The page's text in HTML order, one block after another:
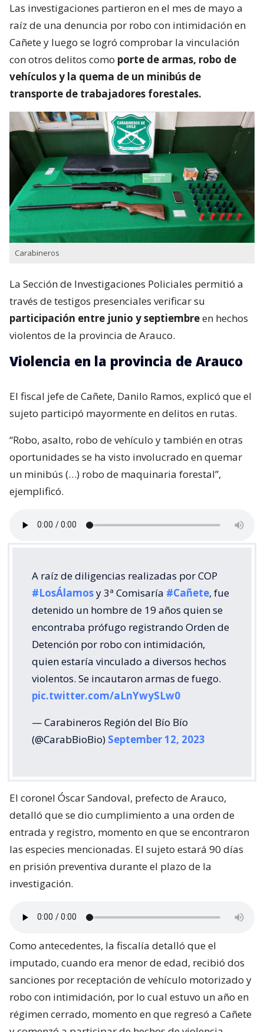
Las investigaciones partieron en el mes de mayo a
raíz de una denuncia por robo con intimidación en
Cañete y luego se logró comprobar la vinculación
con otros delitos como porte de armas, robo de
vehículos y la quema de un minibús de
transporte de trabajadores forestales.
Carabineros
La Sección de Investigaciones Policiales permitió a
través de testigos presenciales verificar su
participación entre junio y septiembreen hechos
violentos de la provincia de Arauco.
Violencia en la provincia de Arauco
El fiscal jefe de Cañete, Danilo Ramos, explicó que el
sujeto participó mayormente en delitos en rutas.
“Robo, asalto, robo de vehículo y también en otras
oportunidades se ha visto involucrado en quemar
un minibús (…) robo de maquinaria forestal”,
ejemplificó.
A raíz de diligencias realizadas por COP
#LosÁlamosy 3ª Comisaría #Cañete, fue
detenido un hombre de 19 años quien se
encontraba prófugo registrando Orden de
Detención por robo con intimidación,
quien estaría vinculado a diversos hechos
violentos. Se incautaron armas de fuego.
pic.twitter.com/aLnYwySLw0
— Carabineros Región del Bío Bío
(@CarabBioBio) September 12, 2023
El coronel Óscar Sandoval, prefecto de Arauco,
detalló que se dio cumplimiento a una orden de
entrada y registro, momento en que se encontraron
las especies mencionadas. El sujeto estará 90 días
en prisión preventiva durante el plazo de la
investigación.
Como antecedentes, la fiscalía detalló que el
imputado, cuando era menor de edad, recibió dos
sanciones por receptación de vehículo motorizado y
robo con intimidación, por lo cual estuvo un año en
régimen cerrado, momento en que regresó a Cañete